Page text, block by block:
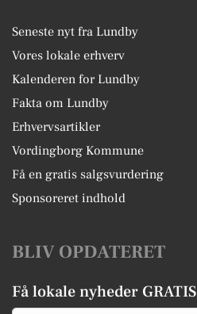
Seneste nyt fra Lundby
Vores lokale erhverv
Kalenderen for Lundby
Fakta om Lundby
Erhvervsartikler
Vordingborg Kommune
Få en gratis salgsvurdering
Sponsoreret indhold
BLIV OPDATERET
Få lokale nyheder GRATIS